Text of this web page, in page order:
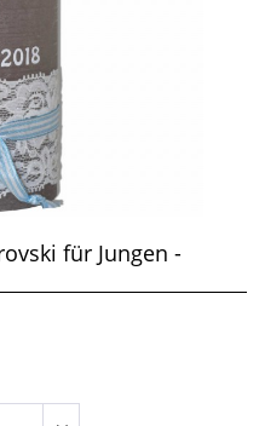
für Jungen -